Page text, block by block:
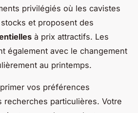
privilégiés où les cavistes
et proposent des
à prix attractifs. Les
également avec le changement
au printemps.
vos préférences
recherches particulières. Votre